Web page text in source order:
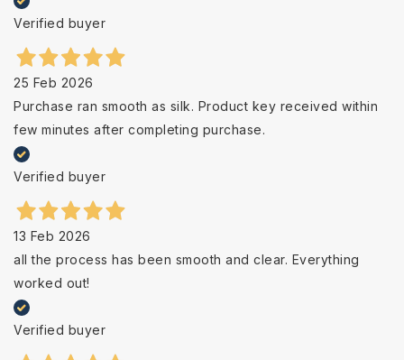
Verified buyer
25 Feb 2026
Purchase ran smooth as silk. Product key received within
few minutes after completing purchase.
Verified buyer
13 Feb 2026
all the process has been smooth and clear. Everything
worked out!
Verified buyer